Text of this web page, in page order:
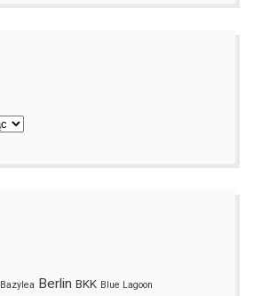
Bazylea Berlin BKK Blue Lagoon